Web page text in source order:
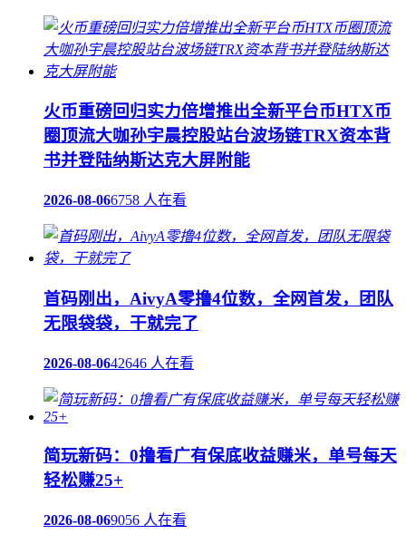
火币重磅回归实力倍增推出全新平台币HTX币
圈顶流大咖孙宇晨控股站台波场链TRX资本背
书并登陆纳斯达克大屏附能
2026-08-066758 人在看
首码刚出，AivyA零撸4位数，全网首发，团队
无限袋袋，干就完了
2026-08-0642646 人在看
简玩新码：0撸看广有保底收益赚米，单号每天
轻松赚25+
2026-08-069056 人在看